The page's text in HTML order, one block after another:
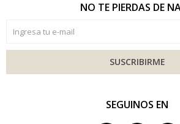
SEGUINOS EN
NO TE PIERDAS DE
SUSCRIBIRME